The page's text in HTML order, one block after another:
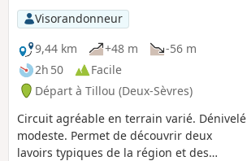
Visorandonneur
9,44 km
+48 m
-56 m
2h 50
Facile
Départ à Tillou (Deux-Sèvres)
Circuit agréable en terrain varié. Dénivelé
modeste. Permet de découvrir deux
lavoirs typiques de la région et des